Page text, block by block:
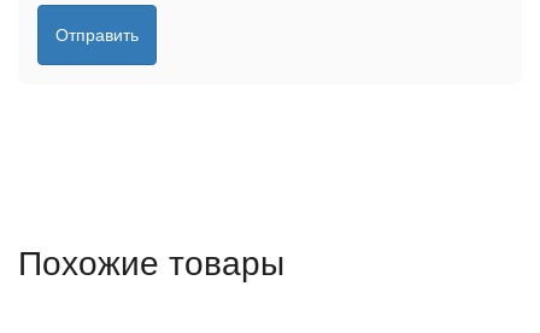
Отправить
Похожие товары